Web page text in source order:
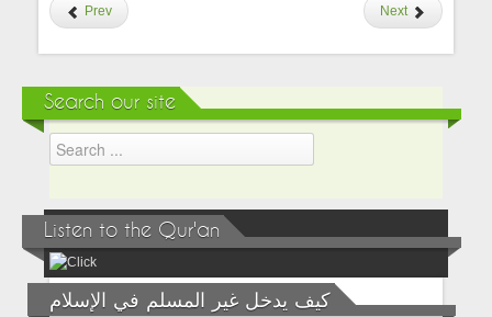
Prev Next
Search our site
Listen to the Qur'an
كيف يدخل غير المسلم في الإسلام